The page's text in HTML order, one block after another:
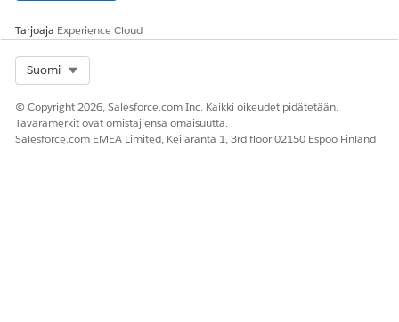
Tarjoaja Experience Cloud
Suomi
© Copyright 2026, Salesforce.com Inc. Kaikki oikeudet pidätetään.
Tavaramerkit ovat omistajiensa omaisuutta.
Salesforce.com EMEA Limited, Keilaranta 1, 3rd floor 02150 Espoo Finland